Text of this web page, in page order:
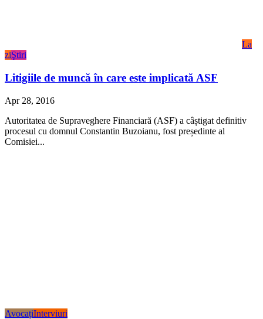
La
ziŞtiri
Litigiile de muncă în care este implicată ASF
Apr 28, 2016
Autoritatea de Supraveghere Financiară (ASF) a câștigat definitiv
procesul cu domnul Constantin Buzoianu, fost președinte al
Comisiei...
AvocațiInterviuri